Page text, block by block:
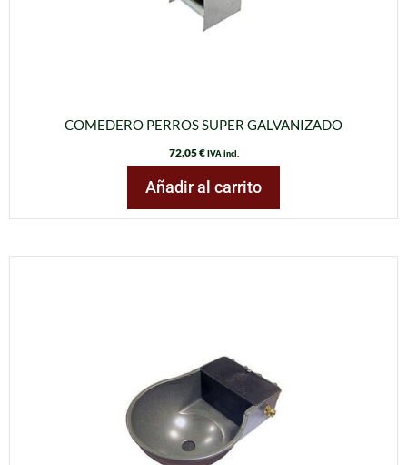
COMEDERO PERROS SUPER GALVANIZADO
72,05€ IVA incl.
Añadir al carrito